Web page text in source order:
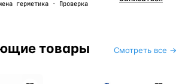
герметика · Проверка
товары Смотреть все →